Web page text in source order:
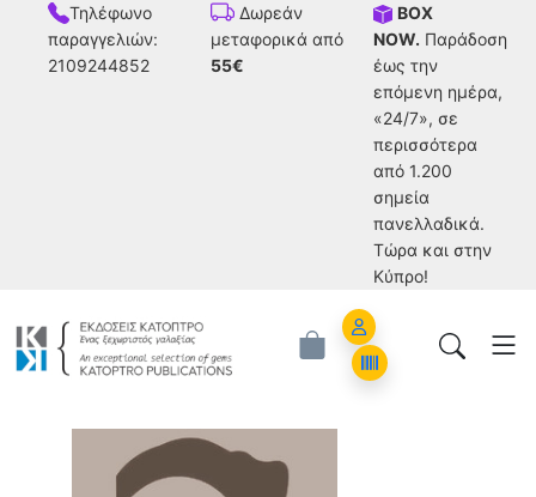
Τηλέφωνο
παραγγελιών:
2109244852
Δωρεάν
μεταφορικά από
55€
BOX
NOW. Παράδοση
έως την
επόμενη ημέρα,
«24/7», σε
περισσότερα
από 1.200
σημεία
πανελλαδικά.
Tώρα και στην
Κύπρο!
Account
Orders
Roger Highfield